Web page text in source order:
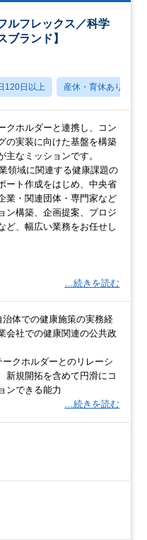
ルフレックス／科学
ブランド】
120日以上 産休・育休あり
クホルダーと連携し、コン
の実装に向けた基盤を構築
主なミッションです。
領域に関連する健康課題の
ート作成をはじめ、中央省
業・関連団体・専門家など
ン構築、企画提案、プロジ
ど、幅広い業務をお任せし
…続きを読む
治体での健康施策の実務経
会社での健康関連の公共政
クホルダーとのリレーシ
新規開拓を含めて円滑にコ
ンできる能力
…続きを読む